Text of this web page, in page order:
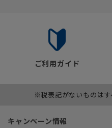
ご利用ガイド
※税表記がないものは
キャンペーン情報